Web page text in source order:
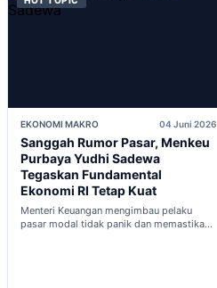
EKONOMI MAKRO 04 Juni 2026
Sanggah Rumor Pasar, Menkeu
Purbaya Yudhi Sadewa
Tegaskan Fundamental
Ekonomi RI Tetap Kuat
Menteri Keuangan mengimbau pelaku
pasar modal tidak panik dan memastikan